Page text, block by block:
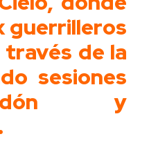
guerrilleros
través de la
sesiones
y